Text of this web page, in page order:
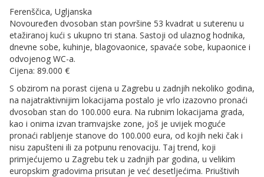
Ferenščica, Ugljanska
Novouređen dvosoban stan površine 53 kvadrat u suterenu u
etažiranoj kući s ukupno tri stana. Sastoji od ulaznog hodnika,
dnevne sobe, kuhinje, blagovaonice, spavaće sobe, kupaonice i
odvojenog WC-a.
Cijena: 89.000 €
S obzirom na porast cijena u Zagrebu u zadnjih nekoliko godina,
na najatraktivnijim lokacijama postalo je vrlo izazovno pronaći
dvosoban stan do 100.000 eura. Na rubnim lokacijama grada,
kao i onima izvan tramvajske zone, još je uvijek moguće
pronaći rabljenje stanove do 100.000 eura, od kojih neki čak i
nisu zapušteni ili za potpunu renovaciju. Taj trend, koji
primjećujemo u Zagrebu tek u zadnjih par godina, u velikim
europskim gradovima prisutan je već desetljećima. Priuštivih